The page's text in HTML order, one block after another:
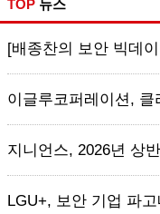
TOP 뉴스
[배종찬의 보안 빅데
이글루코퍼레이션, 클
지니언스, 2026년 상
LGU+, 보안 기업 파